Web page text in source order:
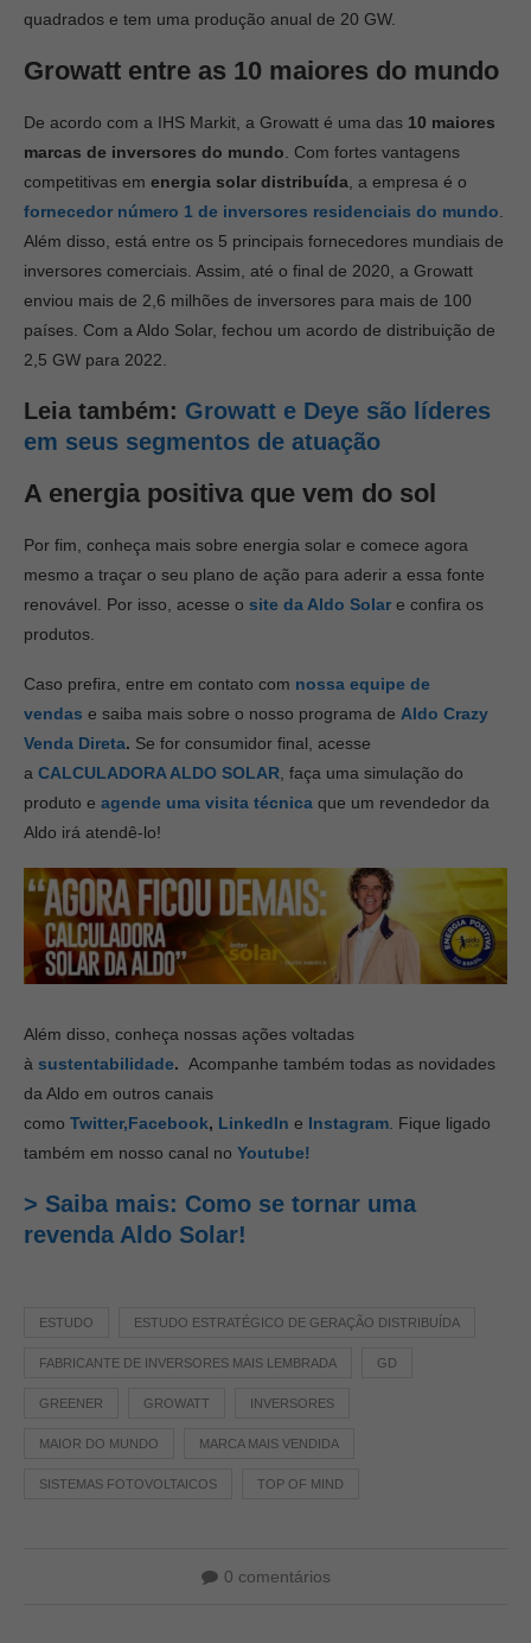
quadrados e tem uma produção anual de 20 GW.
Growatt entre as 10 maiores do mundo
De acordo com a IHS Markit, a Growatt é uma das 10 maiores
marcas de inversores do mundo . Com fortes vantagens
competitivas em energia solar distribuída , a empresa é o
fornecedor número 1 de inversores residenciais do mundo
Além disso, está entre os 5 principais fornecedores mundiais de
inversores comerciais. Assim, até o final de 2020, a Growatt
enviou mais de 2,6 milhões de inversores para mais de 100
países. Com a Aldo Solar, fechou um acordo de distribuição de
2,5 GW para 2022.
Leia também: Growatt e Deye são líderes
em seus segmentos de atuação
A energia positiva que vem do sol
Por fim, conheça mais sobre energia solar e comece agora
mesmo a traçar o seu plano de ação para aderir a essa fonte
renovável. Por isso, acesse o site da Aldo Solar e confira os
produtos.
Caso prefira, entre em contato com nossa equipe de
vendas e saiba mais sobre o nosso programa de Aldo Crazy
Venda Direta. Se for consumidor final, acesse
a CALCULADORA ALDO SOLAR , faça uma simulação do
produto e agende uma visita técnica que um revendedor da
Aldo irá atendê-lo!
Além disso, conheça nossas ações voltadas
à sustentabilidade. Acompanhe também todas as novidades
da Aldo em outros canais
como Twitter,Facebook, LinkedIn e Instagram. Fique ligado
também em nosso canal no Youtube!
> Saiba mais: Como se tornar uma
revenda Aldo Solar!
ESTUDO ESTUDO ESTRATÉGICO DE GERAÇÃO DISTRIBUÍDA
FABRICANTE DE INVERSORES MAIS LEMBRADA GD
GREENER GROWATT INVERSORES
MAIOR DO MUNDO MARCA MAIS VENDIDA
SISTEMAS FOTOVOLTAICOS TOP OF MIND
0 comentários